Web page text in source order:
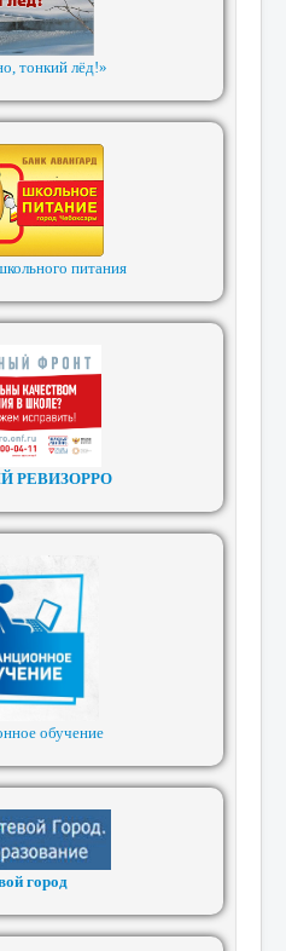
тонкий лёд!»
питания
РЕВИЗОРРО
обучение
город